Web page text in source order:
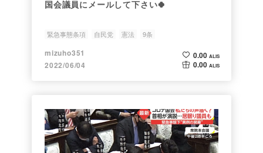
国会議員にメールして下さい🍀
緊急事態条項 自民党 憲法 9条
mizuho351
2022/06/04
0.00 ALIS
0.00 ALIS